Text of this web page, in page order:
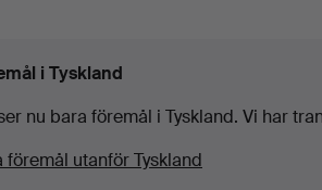
i Tyskland
nu bara föremål i Tyskland. Vi har
föremål utanför Tyskland